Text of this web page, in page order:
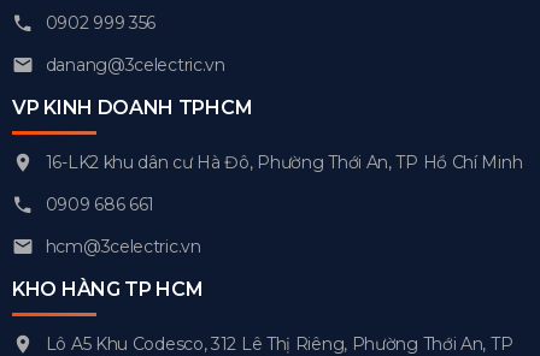
0902 999 356
danang@3celectric.vn
VP KINH DOANH TPHCM
16-LK2 khu dân cư Hà Đô, Phường Thới An, TP Hồ Chí Minh
0909 686 661
hcm@3celectric.vn
KHO HÀNG TP HCM
Lô A5 Khu Codesco, 312 Lê Thị Riêng, Phường Thới An, TP